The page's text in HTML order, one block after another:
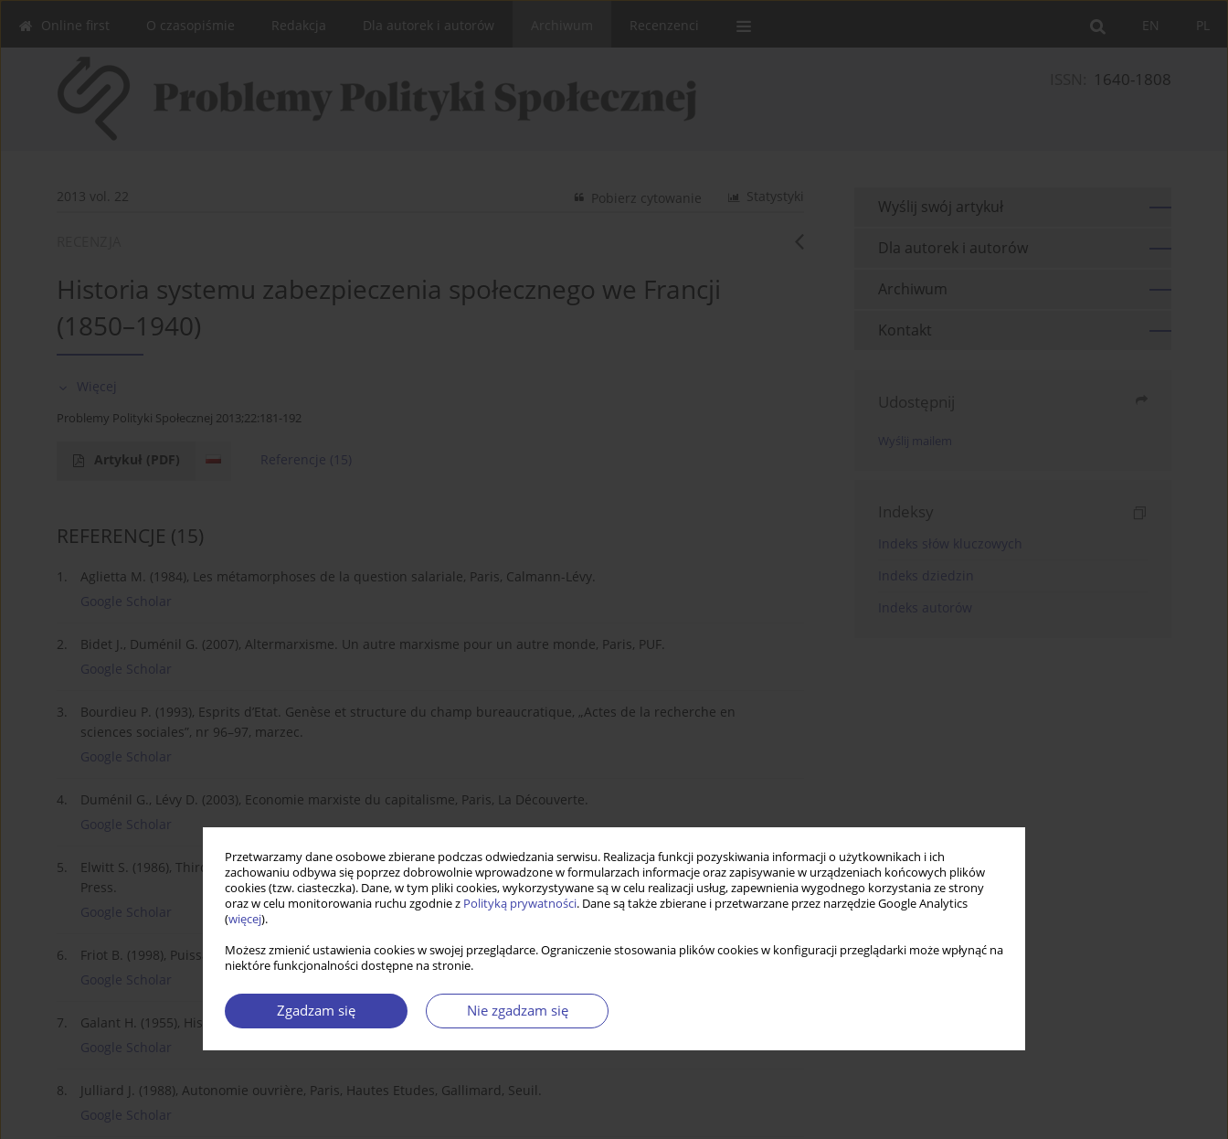
Przetwarzamy dane osobowe zbierane podczas odwiedzania serwisu. Realizacja funkcji pozyskiwania informacji o użytkownikach i ich
zachowaniu odbywa się poprzez dobrowolnie wprowadzone w formularzach informacje oraz zapisywanie w urządzeniach końcowych plików
cookies (tzw. ciasteczka). Dane, w tym pliki cookies, wykorzystywane są w celu realizacji usług, zapewnienia wygodnego korzystania ze strony
oraz w celu monitorowania ruchu zgodnie z Polityką prywatności. Dane są także zbierane i przetwarzane przez narzędzie Google Analytics
(więcej).
Możesz zmienić ustawienia cookies w swojej przeglądarce. Ograniczenie stosowania plików cookies w konfiguracji przeglądarki może wpłynąć na
niektóre funkcjonalności dostępne na stronie.
Zgadzam się Nie zgadzam się
PL
EN
Online first O czasopiśmie Redakcja Dla autorek i autorów Recenzenci
1640-1808
2013 vol. 22 Statystyki
Pobierz cytowanie
Historia systemu zabezpieczenia społecznego we Francji
(1850–1940)
Więcej
Problemy Polityki Społecznej 2013;22:181-192
Artykuł (PDF) Referencje (15)
REFERENCJE (15)
1.
Aglietta M. (1984), Les métamorphoses de la question salariale, Paris, Calmann-Lévy.
Google Scholar
2.
Bidet J., Duménil G. (2007), Altermarxisme. Un autre marxisme pour un autre monde, Paris, PUF.
Google Scholar
3.
Bourdieu P. (1993), Esprits d’Etat. Genèse et structure du champ bureaucratique, „Actes de la recherche en
sciences sociales”, nr 96–97, marzec.
Google Scholar
4.
Duménil G., Lévy D. (2003), Economie marxiste du capitalisme, Paris, La Découverte.
Google Scholar
5.
Elwitt S. (1986), Third Republic Defended: Bourgeois Reform in France, Baton Rouge, Louisiana State University
Press.
Google Scholar
6.
Friot B. (1998), Puissances du salariat, Paris, La Dispute.
Google Scholar
7.
Galant H. (1955), Histoire politique de la Sécurité sociale, Paris, Colin.
Google Scholar
8.
Julliard J. (1988), Autonomie ouvrière, Paris, Hautes Etudes, Gallimard, Seuil.
Google Scholar
Wyślij swój artykuł
Dla autorek i autorów
Archiwum
Kontakt
Udostępnij
Wyślij mailem
Indeksy
Indeks słów kluczowych
Indeks dziedzin
Indeks autorów